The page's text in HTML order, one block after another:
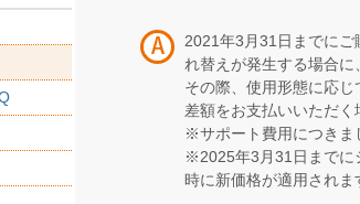
2021年3月31日までにご
れ替えが発生する場合に
その際、使用形態に応
差額をお支払いいただく
※サポート費用につきま
※2025年3月31日までに
時に新価格が適用されま